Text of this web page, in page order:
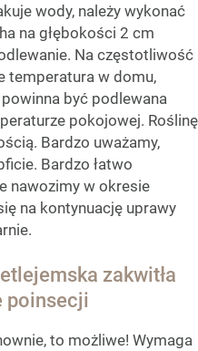
wody, należy wykonać
na głębokości 2 cm
Na częstotliwość
temperatura w domu,
być podlewana
pokojowej. Roślinę
Bardzo uważamy,
Bardzo łatwo
nawozimy w okresie
na kontynuację uprawy
zakwitła
poinsecji
to możliwe! Wymaga